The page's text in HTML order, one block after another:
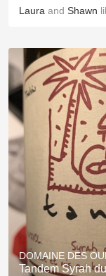
Laura and Shawn
DOMAINE DES
Tandem Syrah